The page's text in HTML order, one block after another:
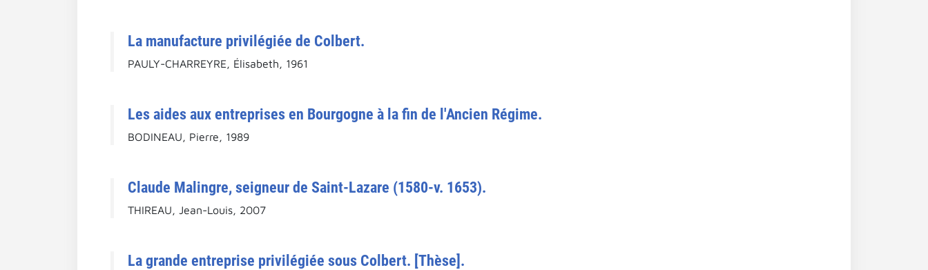
La manufacture privilégiée de Colbert.
PAULY-CHARREYRE, Élisabeth, 1961
Les aides aux entreprises en Bourgogne à la fin de l'Ancien Régime.
BODINEAU, Pierre, 1989
Claude Malingre, seigneur de Saint-Lazare (1580-v. 1653).
THIREAU, Jean-Louis, 2007
La grande entreprise privilégiée sous Colbert. [Thèse].